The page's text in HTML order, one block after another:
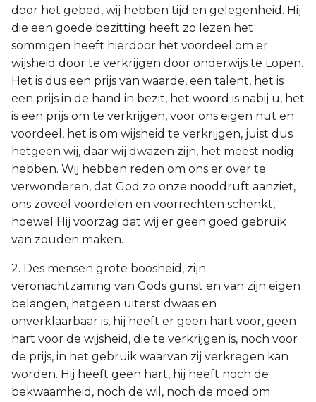
door het gebed, wij hebben tijd en gelegenheid. Hij
die een goede bezitting heeft zo lezen het
sommigen heeft hierdoor het voordeel om er
wijsheid door te verkrijgen door onderwijs te Lopen.
Het is dus een prijs van waarde, een talent, het is
een prijs in de hand in bezit, het woord is nabij u, het
is een prijs om te verkrijgen, voor ons eigen nut en
voordeel, het is om wijsheid te verkrijgen, juist dus
hetgeen wij, daar wij dwazen zijn, het meest nodig
hebben. Wij hebben reden om ons er over te
verwonderen, dat God zo onze nooddruft aanziet,
ons zoveel voordelen en voorrechten schenkt,
hoewel Hij voorzag dat wij er geen goed gebruik
van zouden maken.
2. Des mensen grote boosheid, zijn
veronachtzaming van Gods gunst en van zijn eigen
belangen, hetgeen uiterst dwaas en
onverklaarbaar is, hij heeft er geen hart voor, geen
hart voor de wijsheid, die te verkrijgen is, noch voor
de prijs, in het gebruik waarvan zij verkregen kan
worden. Hij heeft geen hart, hij heeft noch de
bekwaamheid, noch de wil, noch de moed om